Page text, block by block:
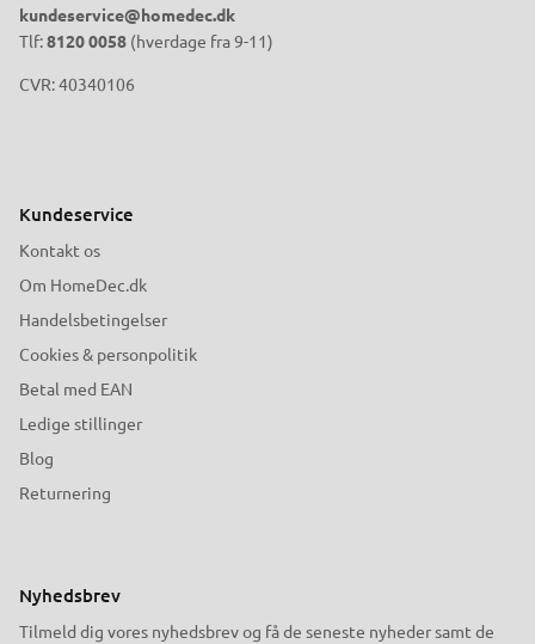
kundeservice@homedec.dk
Tlf:8120 0058 (hverdage fra 9-11)
CVR: 40340106
Kundeservice
Kontakt os
Om HomeDec.dk
Handelsbetingelser
Cookies & personpolitik
Betal med EAN
Ledige stillinger
Blog
Returnering
Nyhedsbrev
Tilmeld dig vores nyhedsbrev og få de seneste nyheder samt de